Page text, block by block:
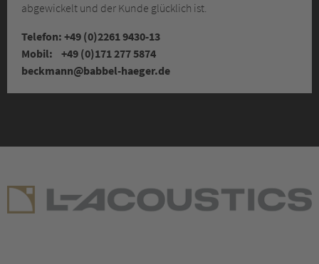
abgewickelt und der Kunde glücklich ist.
Telefon: +49 (0)2261 9430-13
Mobil: +49 (0)171 277 5874
beckmann@babbel-haeger.de